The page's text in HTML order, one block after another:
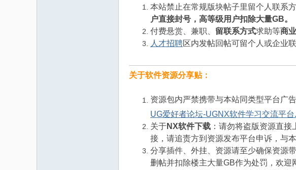
本站禁止在常规版块帖子里留个人联系
户直接封号，高等级用户扣除大量GB。
付费悬赏、兼职、 留联系方式求助等商
人才招聘区内发帖回帖可留个人或企业
关于软件资源分享贴：
资源包内严禁携带与本站同类型平台广
UG爱好者论坛-UGNX软件学习交流平台
关于NX软件下载 ：请勿将盗版资源直
接，请追责方到资源发布平台申诉，与本
分享插件、外挂、资源请至少确保资源
删帖并扣除楼主大量GB作为处罚，欢迎